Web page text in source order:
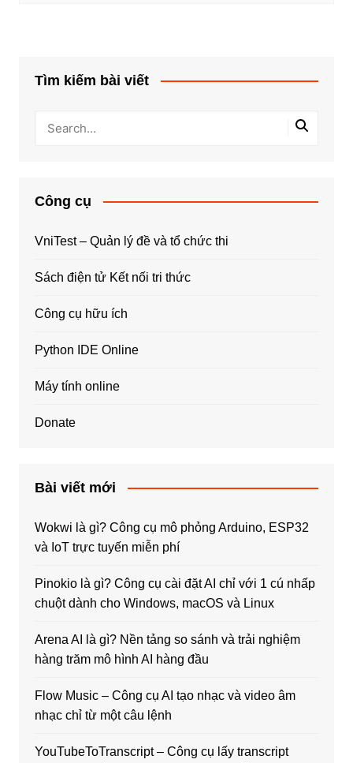
Tìm kiếm bài viết
Công cụ
VniTest – Quản lý đề và tổ chức thi
Sách điện tử Kết nối tri thức
Công cụ hữu ích
Python IDE Online
Máy tính online
Donate
Bài viết mới
Wokwi là gì? Công cụ mô phỏng Arduino, ESP32
và IoT trực tuyến miễn phí
Pinokio là gì? Công cụ cài đặt AI chỉ với 1 cú nhấp
chuột dành cho Windows, macOS và Linux
Arena AI là gì? Nền tảng so sánh và trải nghiệm
hàng trăm mô hình AI hàng đầu
Flow Music – Công cụ AI tạo nhạc và video âm
nhạc chỉ từ một câu lệnh
YouTubeToTranscript – Công cụ lấy transcript